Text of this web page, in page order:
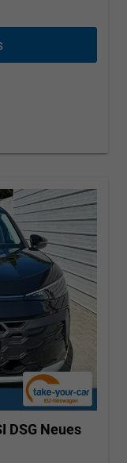
DSG Neues